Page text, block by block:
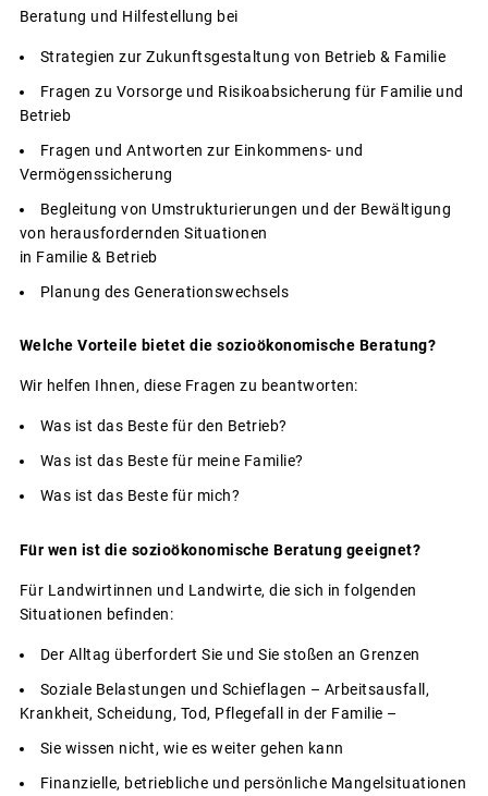
Beratung und Hilfestellung bei
Strategien zur Zukunftsgestaltung von Betrieb & Familie
Fragen zu Vorsorge und Risikoabsicherung für Familie und
Betrieb
Fragen und Antworten zur Einkommens- und
Vermögenssicherung
Begleitung von Umstrukturierungen und der Bewältigung
von herausfordernden Situationen
in Familie & Betrieb
Planung des Generationswechsels
Welche Vorteile bietet die sozioökonomische Beratung?
Wir helfen Ihnen, diese Fragen zu beantworten:
Was ist das Beste für den Betrieb?
Was ist das Beste für meine Familie?
Was ist das Beste für mich?
Für wen ist die sozioökonomische Beratung geeignet?
Für Landwirtinnen und Landwirte, die sich in folgenden
Situationen befinden:
Der Alltag überfordert Sie und Sie stoßen an Grenzen
Soziale Belastungen und Schieflagen – Arbeitsausfall,
Krankheit, Scheidung, Tod, Pflegefall in der Familie –
Sie wissen nicht, wie es weiter gehen kann
Finanzielle, betriebliche und persönliche Mangelsituationen